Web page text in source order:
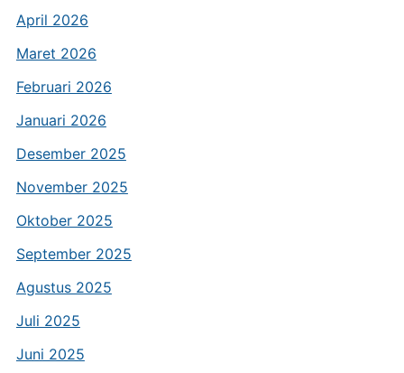
April 2026
Maret 2026
Februari 2026
Januari 2026
Desember 2025
November 2025
Oktober 2025
September 2025
Agustus 2025
Juli 2025
Juni 2025